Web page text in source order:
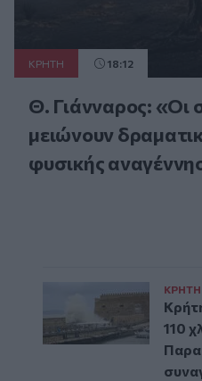
ΚΡΗΤΗ 18:12
Θ. Γιάνναρος: «Οι
μειώνουν
φυσικής
ΚΡΗΤΗ
110